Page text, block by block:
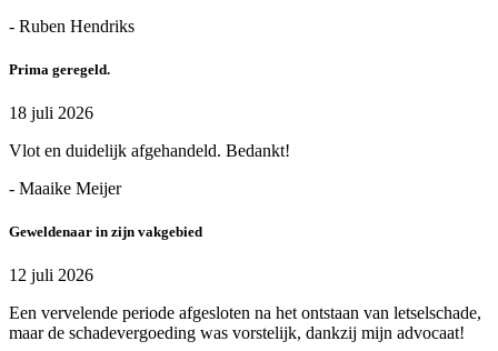
- Ruben Hendriks
Prima geregeld.
18 juli 2026
Vlot en duidelijk afgehandeld. Bedankt!
- Maaike Meijer
Geweldenaar in zijn vakgebied
12 juli 2026
Een vervelende periode afgesloten na het ontstaan van letselschade,
maar de schadevergoeding was vorstelijk, dankzij mijn advocaat!